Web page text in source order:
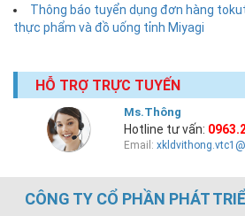
Thông báo tuyển dụng đơn hàng
thực phẩm và đồ uống tỉnh Miyagi
HỖ TRỢ TRỰC TUYẾN
Ms.Thông
Hotline tư vấn:
Email:
CÔNG TY CỔ PHẦN PHÁT